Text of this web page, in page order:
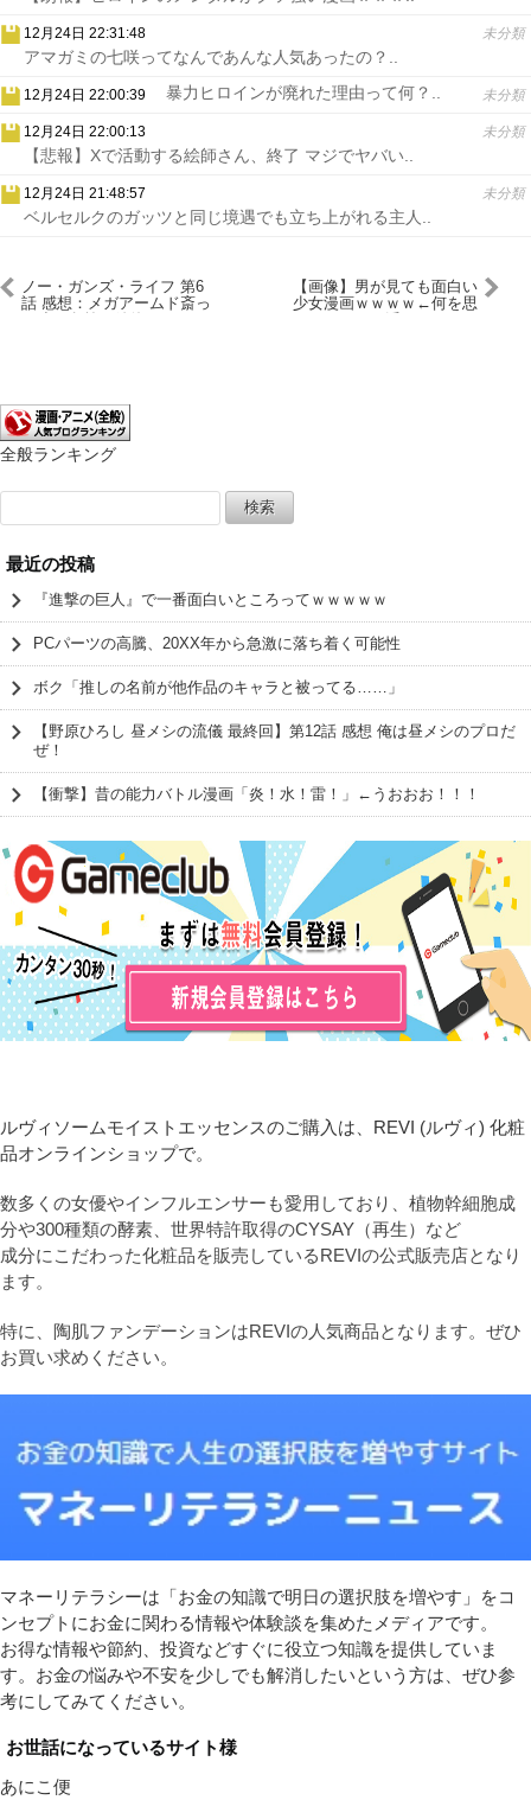
12月24日 22:31:48 未分類
アマガミの七咲ってなんであんな人気あったの？..
12月24日 22:00:39 未分類
暴力ヒロインが廃れた理由って何？..
12月24日 22:00:13 未分類
【悲報】Xで活動する絵師さん、終了 マジでヤバい..
12月24日 21:48:57 未分類
ベルセルクのガッツと同じ境遇でも立ち上がれる主人..
ノー・ガンズ・ライフ 第6
話 感想：メガアームド斎っ
【画像】男が見ても面白い
少女漫画ｗｗｗｗ←何を思
全般ランキング
索:
最近の投稿
『進撃の巨人』で一番面白いところってｗｗｗｗｗ
PCパーツの高騰、20XX年から急激に落ち着く可能性
ボク「推しの名前が他作品のキャラと被ってる……」
【野原ひろし 昼メシの流儀 最終回】第12話 感想 俺は昼メシのプロだ
ぜ！
【衝撃】昔の能力バトル漫画「炎！水！雷！」←うおおお！！！
ルヴィソームモイストエッセンスのご購入は、REVI (ルヴィ) 化粧
品オンラインショップで。
数多くの女優やインフルエンサーも愛用しており、植物幹細胞成
分や300種類の酵素、世界特許取得のCYSAY（再生）など
成分にこだわった化粧品を販売しているREVIの公式販売店となり
ます。
特に、陶肌ファンデーションはREVIの人気商品となります。ぜひ
お買い求めください。
マネーリテラシーは「お金の知識で明日の選択肢を増やす」をコ
ンセプトにお金に関わる情報や体験談を集めたメディアです。
お得な情報や節約、投資などすぐに役立つ知識を提供していま
す。お金の悩みや不安を少しでも解消したいという方は、ぜひ参
考にしてみてください。
お世話になっているサイト様
あにこ便